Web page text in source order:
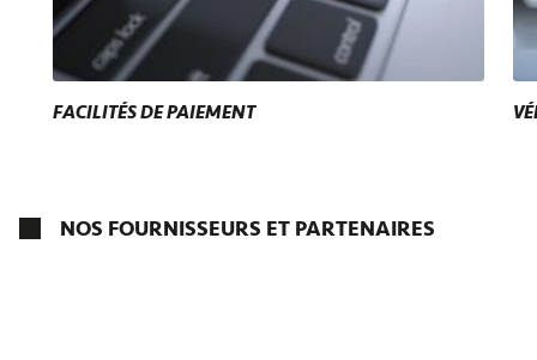
FACILITÉS DE PAIEMENT
NOS FOURNISSEURS ET PARTENAIRES